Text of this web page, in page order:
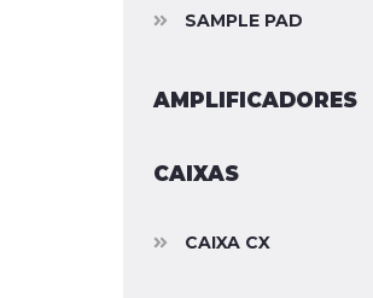
SAMPLE PAD
AMPLIFICADORES
CAIXAS
CAIXA CX